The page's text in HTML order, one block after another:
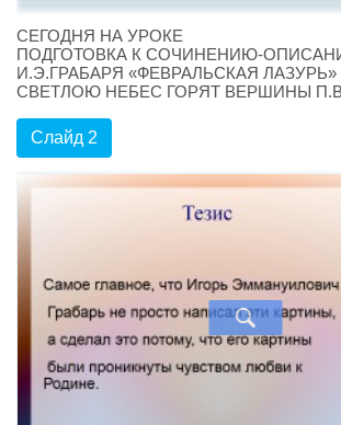
СЕГОДНЯ НА УРОКЕ
ПОДГОТОВКА К СОЧИНЕНИЮ-
И.Э.ГРАБАРЯ «ФЕВРАЛЬСКАЯ
СВЕТЛОЮ НЕБЕС ГОРЯТ ВЕРШИНЫ
Слайд 2